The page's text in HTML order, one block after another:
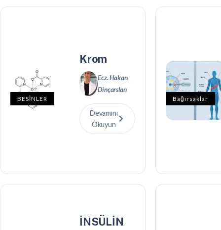
BESİNLER
Krom
Ecz. Hakan
Dinçarslan
Devamını
Okuyun
Bağırsaklar
İNSÜLİN